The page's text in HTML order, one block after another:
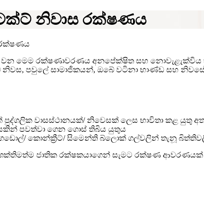
නිවාස රක්ෂණය
මෙම රක්ෂණාවරණය අනපේක්ෂිත සහ නොවැළැක්විය
පවුලේ සාමාජිකයන්, ඔබේ වටිනා භාණ්ඩ සහ
වාසස්ථානයක්/ නිවෙසක් ලෙස භාවිතා කළ යුතු
පවත්වා ගෙන ගොස් තිබිය යුතුය
කොන්ක්‍රීට්/ සිමෙන්ති බ්ලොක් ගල්වලින් තැනූ
ශක්තිමත්ම ජාතික රක්ෂකයාගෙන් සැමට රක්ෂණ ආවරණයක්